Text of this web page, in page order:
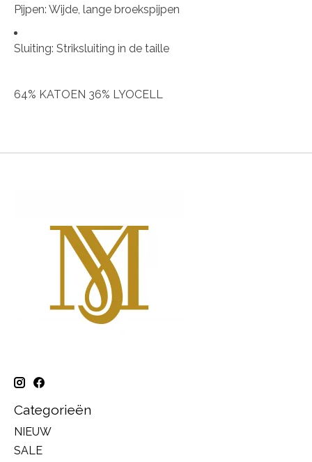
Pijpen: Wijde, lange broekspijpen
Sluiting: Striksluiting in de taille
64% KATOEN 36% LYOCELL
Categorieën
NIEUW
SALE